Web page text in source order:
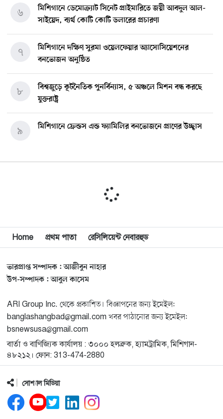
মিশিগানে ডেমোক্র্যাট সিনেট প্রাইমারিতে জয়ী আবদুল আল-
সাইয়েদ, ব্যর্থ কোটি কোটি ডলারের প্রচারণা
৬
মিশিগানে দক্ষিণ সুরমা ওয়েলফেয়ার অ্যাসোসিয়েশনের
বনভোজন অনুষ্ঠিত
৭
বিশ্বজুড়ে কূটনৈতিক পুনর্বিন্যাস, ৫ অঞ্চলে মিশন বন্ধ করছে
যুক্তরাষ্ট্র
৮
মিশিগানে ফ্রেন্ডস এন্ড ফ্যামিলির বনভোজনে প্রাণের উচ্ছ্বাস
৯
মিশিগানে ডেমোক্র্যাটদের প্রাইমারিতে আল-সাইয়েদকে হারাতে
মুনা দাওয়াহ কনফারেন্স ২০২৬ সম্পর্কে প্রেস ব্রিফিং
শেখ হাসিনার সঙ্গে সংবাদ সম্মেলনে থাকছেন সাকিব আল
হাসান
১২
যুক্তরাষ্ট্রকে ছাড়ে বাধ্য করতে কোন কৌশলে ওয়াশিংটনের ওপর
১৩
ট্রাম্প অর্গানাইজেশনের হিসাব বন্ধের কারণ জানাল ক্যাপিটাল
ওয়ান
১৪
মুক্তিযোদ্ধাদের তালিকা তৈরিতে সহযোগিতায় আগ্রহী যুক্তরাষ্ট্র
১৫
নিউইয়র্কে বড়লেখাবাসীর মিলনমেলা বড়লেখা সামাজিক ও
সাংস্কৃতিক সমিতির বার্ষিক বনভোজন
১৬
Home প্রথম পাতা রেসিলিয়েন্ট নেবারহুড
ভারপ্রাপ্ত সম্পাদক : আজীবুন নাহার
উপ-সম্পাদক : আবুল কাসেম
ARI Group Inc. থেকে প্রকাশিত। বিজ্ঞাপনের জন্য ইমেইল:
banglashangbad@gmail.com খবর পাঠানোর জন্য ইমেইল:
bsnewsusa@gmail.com
বার্তা ও বাণিজ্যিক কার্যালয় : ৩০০০ হলব্রুক, হ্যামট্রামিক, মিশিগান-
৪৮২১২। ফোন: 313-474-2880
সোশ্যাল মিডিয়া